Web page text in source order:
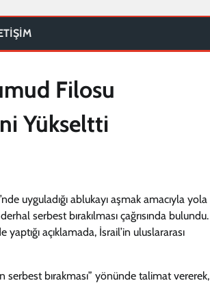
Filosu
Yükseltti
uyguladığı ablukayı aşmak amacıyla yola
serbest bırakılması çağrısında bulundu.
açıklamada, İsrail’in uluslararası
bırakması” yönünde talimat vererek,